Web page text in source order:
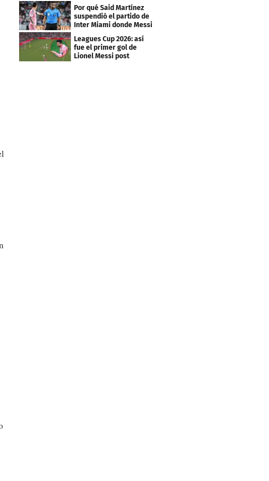
Por qué Said Martínez
suspendió el partido de
Inter Miami donde Messi
Leagues Cup 2026: así
fue el primer gol de
Lionel Messi post